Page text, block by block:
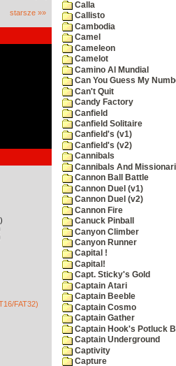
starsze »»
FAT32)
Calla
Callisto
Cambodia
Camel
Cameleon
Camelot
Camino Al Mundial
Can You Guess My
Can't Quit
Candy Factory
Canfield
Canfield Solitaire
Canfield's (v1)
Canfield's (v2)
Cannibals
Cannibals And
Cannon Ball Battle
Cannon Duel (v1)
Cannon Duel (v2)
Cannon Fire
Canuck Pinball
Canyon Climber
Canyon Runner
Capital !
Capital!
Capt. Sticky's Gold
Captain Atari
Captain Beeble
Captain Cosmo
Captain Gather
Captain Hook's Potluck
Captain Underground
Captivity
Capture